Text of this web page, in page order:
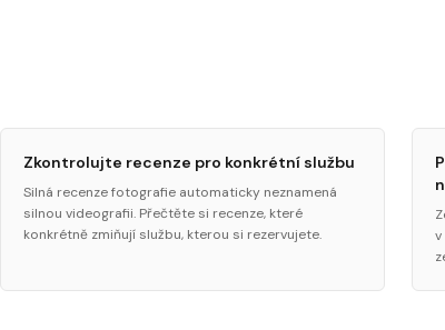
Zkontrolujte recenze pro konkrétní službu
Silná recenze fotografie automaticky neznamená
silnou videografii. Přečtěte si recenze, které
konkrétně zmiňují službu, kterou si rezervujete.